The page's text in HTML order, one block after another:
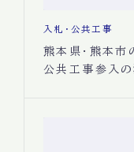
入札・公共工事
熊本県・熊本
公共工事参入の